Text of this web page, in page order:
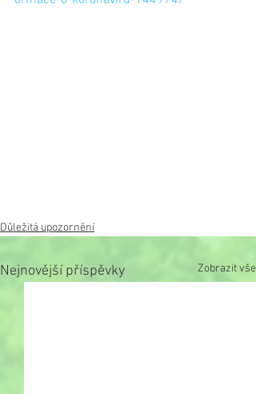
Důležitá upozornění
Nejnovější příspěvky Zobrazit vše